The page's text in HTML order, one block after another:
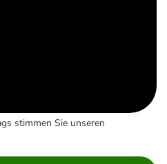
stimmen Sie unseren